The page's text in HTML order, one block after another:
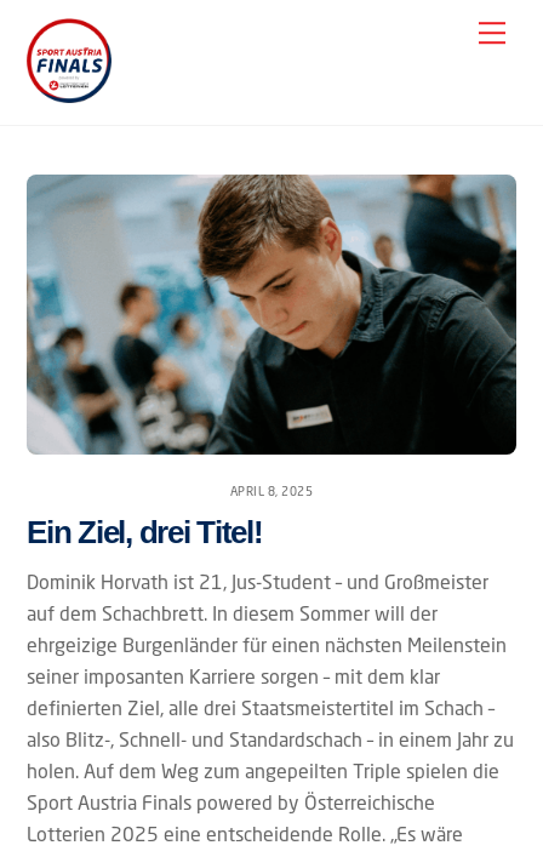
content
APRIL 8, 2025
Ein Ziel, drei Titel!
Dominik Horvath ist 21, Jus-Student – und Großmeister
auf dem Schachbrett. In diesem Sommer will der
ehrgeizige Burgenländer für einen nächsten Meilenstein
seiner imposanten Karriere sorgen – mit dem klar
definierten Ziel, alle drei Staatsmeistertitel im Schach –
also Blitz-, Schnell- und Standardschach – in einem Jahr zu
holen. Auf dem Weg zum angepeilten Triple spielen die
Sport Austria Finals powered by Österreichische
Lotterien 2025 eine entscheidende Rolle. „Es wäre